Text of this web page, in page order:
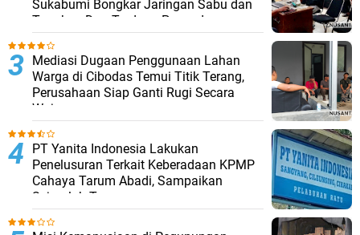
Sukabumi Bongkar Jaringan Sabu dan
Tangkap Dua Terduga Pengedar
Mediasi Dugaan Penggunaan Lahan
Warga di Cibodas Temui Titik Terang,
Perusahaan Siap Ganti Rugi Secara
Wajar
PT Yanita Indonesia Lakukan
Penelusuran Terkait Keberadaan KPMP
Cahaya Tarum Abadi, Sampaikan
Sejumlah Temuan